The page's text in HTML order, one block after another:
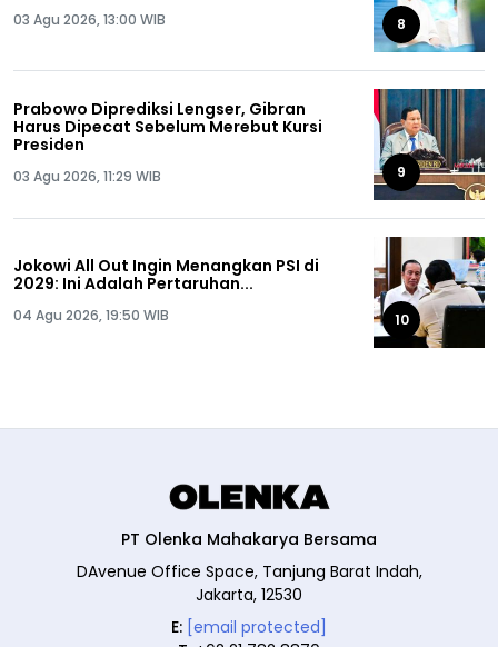
03 Agu 2026, 13:00 WIB 8
Prabowo Diprediksi Lengser, Gibran
Harus Dipecat Sebelum Merebut Kursi
Presiden
03 Agu 2026, 11:29 WIB 9
Jokowi All Out Ingin Menangkan PSI di
2029: Ini Adalah Pertaruhan...
04 Agu 2026, 19:50 WIB 10
PT Olenka Mahakarya Bersama
DAvenue Office Space, Tanjung Barat Indah,
Jakarta, 12530
E: [email protected]